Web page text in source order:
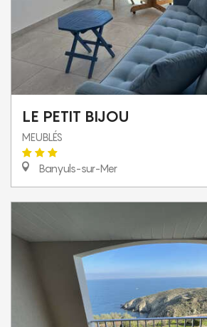
LE PETIT BIJOU
MEUBLÉS
Banyuls-sur-Mer